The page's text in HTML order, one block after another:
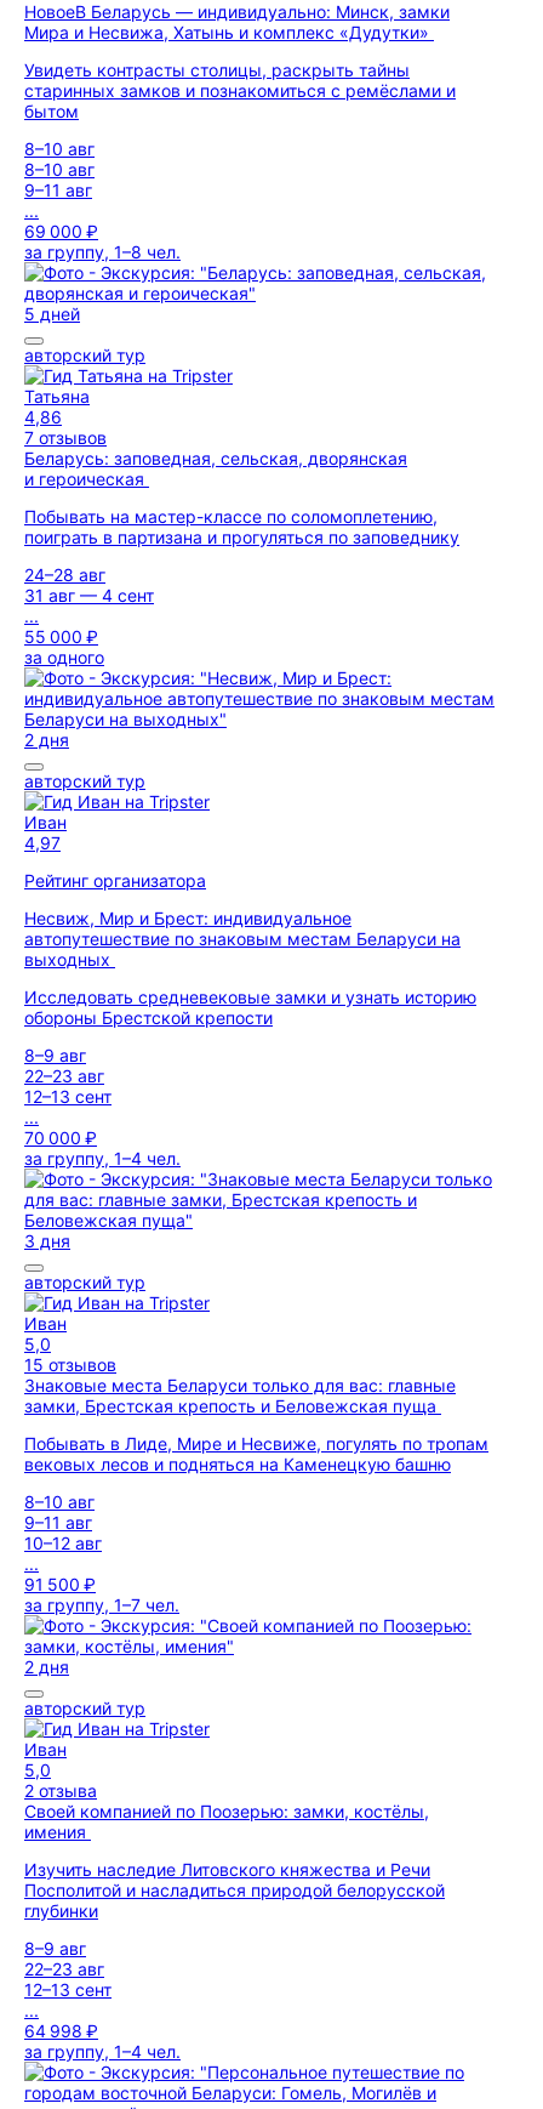
НовоеВ Беларусь — индивидуально: Минск, замки
Мира и Несвижа, Хатынь и комплекс «Дудутки»
Увидеть контрасты столицы, раскрыть тайны
старинных замков и познакомиться с ремёслами и
бытом
8–10 авг
8–10 авг
9–11 авг
...
69 000 ₽
за группу, 1–8 чел.
5 дней
авторский тур
Татьяна
4,86
7 отзывов
Беларусь: заповедная, сельская, дворянская
и героическая
Побывать на мастер-классе по соломоплетению,
поиграть в партизана и прогуляться по заповеднику
24–28 авг
31 авг — 4 сент
...
55 000 ₽
за одного
2 дня
авторский тур
Иван
4,97
Рейтинг организатора
Несвиж, Мир и Брест: индивидуальное
автопутешествие по знаковым местам Беларуси на
выходных
Исследовать средневековые замки и узнать историю
обороны Брестской крепости
8–9 авг
22–23 авг
12–13 сент
...
70 000 ₽
за группу, 1–4 чел.
3 дня
авторский тур
Иван
5,0
15 отзывов
Знаковые места Беларуси только для вас: главные
замки, Брестская крепость и Беловежская пуща
Побывать в Лиде, Мире и Несвиже, погулять по тропам
вековых лесов и подняться на Каменецкую башню
8–10 авг
9–11 авг
10–12 авг
...
91 500 ₽
за группу, 1–7 чел.
2 дня
авторский тур
Иван
5,0
2 отзыва
Своей компанией по Поозерью: замки, костёлы,
имения
Изучить наследие Литовского княжества и Речи
Посполитой и насладиться природой белорусской
глубинки
8–9 авг
22–23 авг
12–13 сент
...
64 998 ₽
за группу, 1–4 чел.